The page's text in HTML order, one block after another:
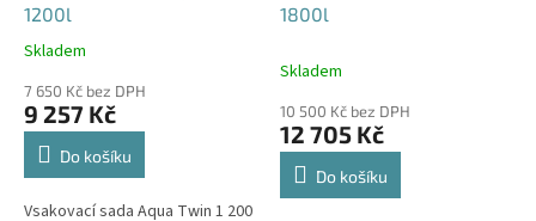
1200l
Průměrné
produktu
je
5,0
hvězdiček.
Skladem
7 650 Kč bez DPH
9 257 Kč
Do košíku
Vsakovací sada Aqua Twin 1 200
1800l
Skladem
10 500 Kč bez DPH
12 705 Kč
Do košíku